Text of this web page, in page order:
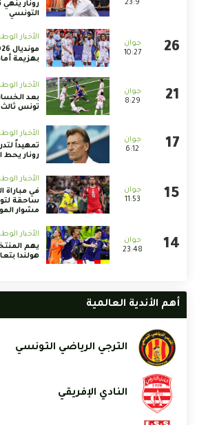
23:9
رونار
التونسي
10:27
الأخبار
بهزيمة
8:29
الأخبار
بعد
تونس ثالث
6:12
الأخبار
تمهيداً
رونار يحط
11:53
الأخبار
في مباراة
ساحقة
مشوار
23:48
الأخبار
يهم
هولندا
أهم الأندية العالمية
الترجي الرياضي التونسي
النادي الإفريقي